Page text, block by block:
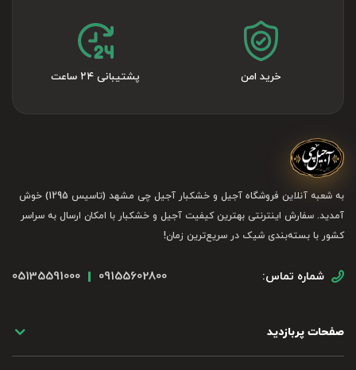
خرید امن پشتیبانی ۲۴ ساعت
به شعبه آنلاین فروشگاه آجیل و خشکبار آجیل چی مشهد (تاسیس 1295) خوش
آمدید. سفارش اینترنتی بهترین کیفیت آجیل و خشکبار با امکان ارسال به سراسر
کشور با بسته‌بندی شیک در سریع‌ترین زمان!
شماره تماس: 09155602800
05135591000
صفحات پربازدید